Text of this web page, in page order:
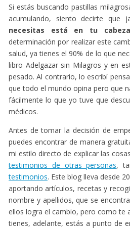
Si estás buscando pastillas
acumulando, siento decirte que
necesitas está en tu
determinación por realizar este
salud, ya tienes el 90% de lo que
libro Adelgazar sin Milagros y en
pesado. Al contrario, lo escribí
que todo el mundo opina pero que
fácilmente lo que yo tuve que
médicos.
Antes de tomar la decisión de
puedes encontrar de manera
mi estilo directo de explicar las
testimonios de otras personas,
testimonios. Este blog lleva desde
aportando artículos, recetas y
nombre y apellidos, que se
ellos logra el cambio, pero como te
tienes, adelante, estás a punto de